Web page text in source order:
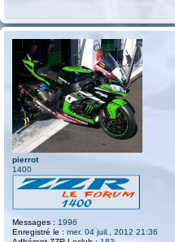
pierrot
1400
Messages : 1996
Enregistré le : mer. 04 juil., 2012 21:36